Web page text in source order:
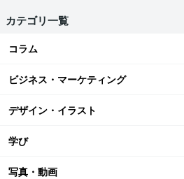
カテゴリ一覧
コラム
ビジネス・マーケティング
デザイン・イラスト
学び
写真・動画